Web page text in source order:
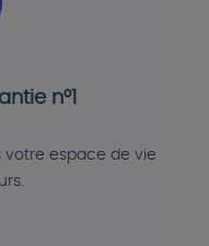
n°1
votre espace de vie